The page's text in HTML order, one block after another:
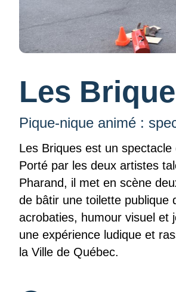
Les
Pique-nique animé :
Les Briques est un spectacle
Porté par les deux artistes
Pharand, il met en scène
de bâtir une toilette publique
acrobaties, humour visuel et
une expérience ludique et
la Ville de Québec.